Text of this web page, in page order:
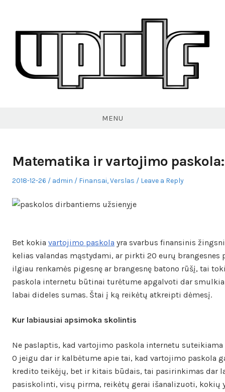
content
MENU
Matematika ir vartojimo
Posted
2018-12-26 Author
admin
Posted
Finansai,Verslas Leave a Reply
Bet kokia vartojimo paskola yra svarbus finansinis
kelias valandas mąstydami, ar pirkti 20 eurų
ilgiau renkamės pigesnę ar brangesnę batono rūšį, tai
paskola internetu būtinai turėtume apgalvoti dar
labai dideles sumas. Štai į ką reikėtų atkreipti dėmesį.
Kur labiausiai apsimoka skolintis
Ne paslaptis, kad vartojimo paskola internetu
O jeigu dar ir kalbėtume apie tai, kad vartojimo paskola
kredito teikėjų, bet ir kitais būdais, tai pasirinkimas dar
pasiskolinti, visų pirma, reikėtų gerai išanalizuoti, kokių